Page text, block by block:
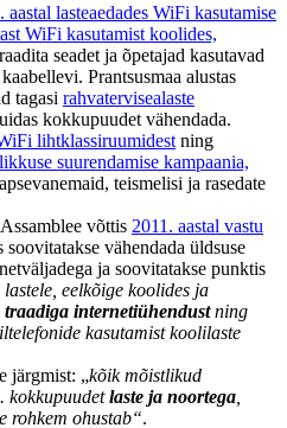
aastal lasteaedades WiFi kasutamise
WiFi kasutamist koolides,
seadet ja õpetajad kasutavad
Prantsusmaa alustas
tagasi rahvatervisealaste
kokkupuudet vähendada.
lihtklassiruumidest ning
suurendamise kampaania,
teismelisi ja rasedate
võttis 2011. aastal vastu
soovitatakse vähendada üldsuse
ja soovitatakse punktis
lastele, eelkõige koolides ja
traadiga internetiühendustning
kasutamist koolilaste
järgmist: „kõik mõistlikud
kokkupuudetlaste ja noortega
rohkem ohustab“.